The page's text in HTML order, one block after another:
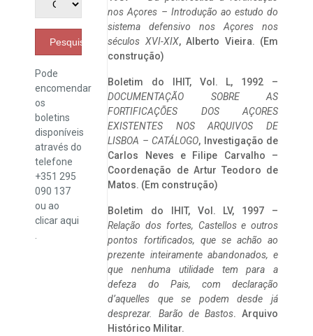
Pesquisar
Pode
encomendar
os
boletins
disponíveis
através do
telefone
+351 295
090 137
ou ao
clicaraqui
nos Açores – Introdução ao estudo do
sistema defensivo nos Açores nos
séculos XVI-XIX, Alberto Vieira. (Em
construção)
Boletim do IHIT, Vol. L, 1992 –
DOCUMENTAÇÃO SOBRE AS
FORTIFICAÇÕES DOS AÇORES
EXISTENTES NOS ARQUIVOS DE
LISBOA – CATÁLOGO, Investigação de
Carlos Neves e Filipe Carvalho –
Coordenação de Artur Teodoro de
Matos. (Em construção)
Boletim do IHIT, Vol. LV, 1997 –
Relação dos fortes, Castellos e outros
pontos fortificados, que se achão ao
prezente inteiramente abandonados, e
que nenhuma utilidade tem para a
defeza do Pais, com declaração
d’aquelles que se podem desde já
desprezar. Barão de Bastos. Arquivo
Histórico Militar.